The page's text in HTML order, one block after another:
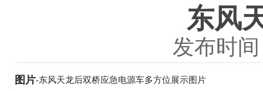
东风
发布时
图片-东风天龙后双桥应急电源车多方位展示图片